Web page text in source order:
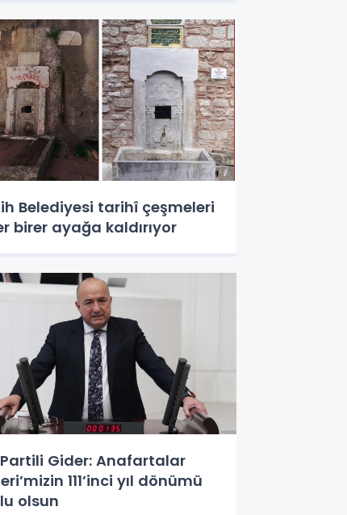
Belediyesi tarihî çeşmeleri
birer ayağa kaldırıyor
Gider: Anafartalar
111’inci yıl dönümü
olsun